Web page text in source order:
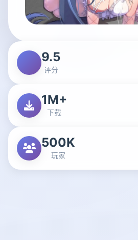
9.5
评分
1M+
下载
500K
玩家